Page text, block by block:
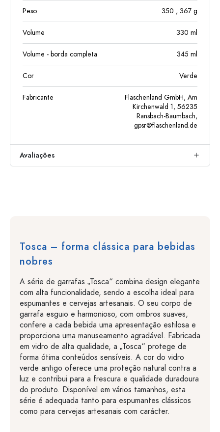
Peso 350 , 367 g
Volume 330 ml
Volume - borda completa 345 ml
Cor Verde
Fabricante
Flaschenland GmbH, Am
Kirchenwald 1, 56235
Ransbach-Baumbach,
gpsr@flaschenland.de
Avaliações
Tosca – forma clássica para bebidas
nobres
A série de garrafas „Tosca“ combina design elegante
com alta funcionalidade, sendo a escolha ideal para
espumantes e cervejas artesanais. O seu corpo de
garrafa esguio e harmonioso, com ombros suaves,
confere a cada bebida uma apresentação estilosa e
proporciona uma manuseamento agradável. Fabricada
em vidro de alta qualidade, a „Tosca“ protege de
forma ótima conteúdos sensíveis. A cor do vidro
verde antigo oferece uma proteção natural contra a
luz e contribui para a frescura e qualidade duradoura
do produto. Disponível em vários tamanhos, esta
série é adequada tanto para espumantes clássicos
como para cervejas artesanais com carácter.